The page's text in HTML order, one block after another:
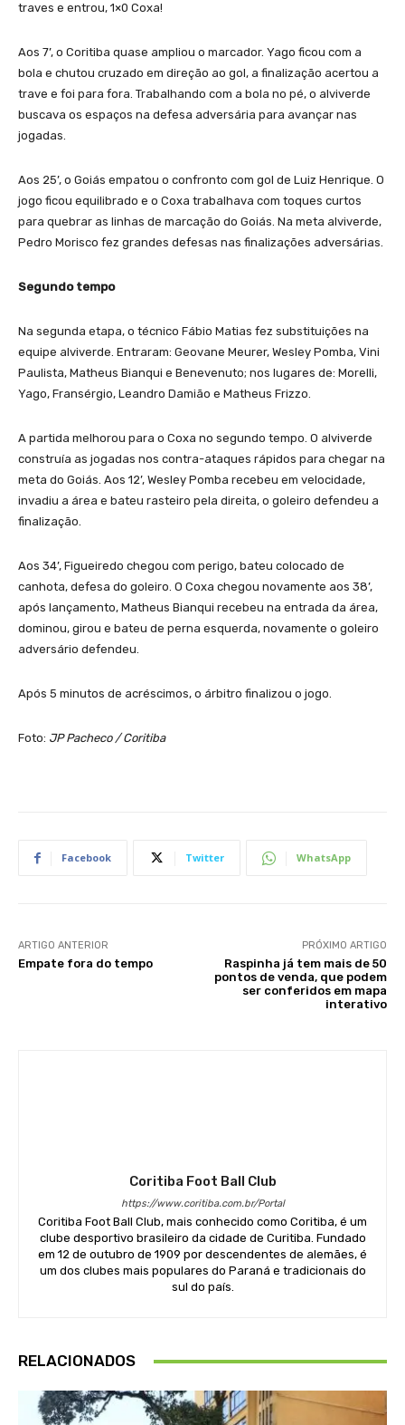
traves e entrou, 1×0 Coxa!
Aos 7’, o Coritiba quase ampliou o marcador. Yago ficou com a
bola e chutou cruzado em direção ao gol, a finalização acertou a
trave e foi para fora. Trabalhando com a bola no pé, o alviverde
buscava os espaços na defesa adversária para avançar nas
jogadas.
Aos 25’, o Goiás empatou o confronto com gol de Luiz Henrique. O
jogo ficou equilibrado e o Coxa trabalhava com toques curtos
para quebrar as linhas de marcação do Goiás. Na meta alviverde,
Pedro Morisco fez grandes defesas nas finalizações adversárias.
Segundo tempo
Na segunda etapa, o técnico Fábio Matias fez substituições na
equipe alviverde. Entraram: Geovane Meurer, Wesley Pomba, Vini
Paulista, Matheus Bianqui e Benevenuto; nos lugares de: Morelli,
Yago, Fransérgio, Leandro Damião e Matheus Frizzo.
A partida melhorou para o Coxa no segundo tempo. O alviverde
construía as jogadas nos contra-ataques rápidos para chegar na
meta do Goiás. Aos 12’, Wesley Pomba recebeu em velocidade,
invadiu a área e bateu rasteiro pela direita, o goleiro defendeu a
finalização.
Aos 34’, Figueiredo chegou com perigo, bateu colocado de
canhota, defesa do goleiro. O Coxa chegou novamente aos 38’,
após lançamento, Matheus Bianqui recebeu na entrada da área,
dominou, girou e bateu de perna esquerda, novamente o goleiro
adversário defendeu.
Após 5 minutos de acréscimos, o árbitro finalizou o jogo.
Foto: JP Pacheco / Coritiba
Facebook Twitter WhatsApp
ARTIGO ANTERIOR
Empate fora do tempo
PRÓXIMO ARTIGO
Raspinha já tem mais de 50
pontos de venda, que podem
ser conferidos em mapa
interativo
Coritiba Foot Ball Club
https://www.coritiba.com.br/Portal
Coritiba Foot Ball Club, mais conhecido como Coritiba, é um
clube desportivo brasileiro da cidade de Curitiba. Fundado
em 12 de outubro de 1909 por descendentes de alemães, é
um dos clubes mais populares do Paraná e tradicionais do
sul do país.
RELACIONADOS